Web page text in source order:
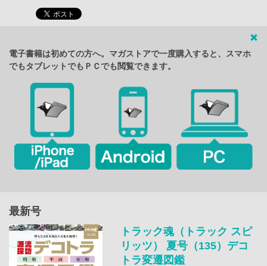
電子書籍は初めての方へ。マガストアで一度購入すると、スマホ
でもタブレットでもＰＣでも閲覧できます。
最新号
トラック魂（トラック スピ
リッツ） 夏号（135）デコ
トラ変遷図鑑